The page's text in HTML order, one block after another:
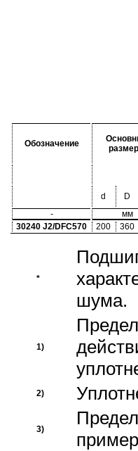
Обозначение
d
D
- мм
30240 J2/DFC570
200 360
*
шума.
1)
2)
3)